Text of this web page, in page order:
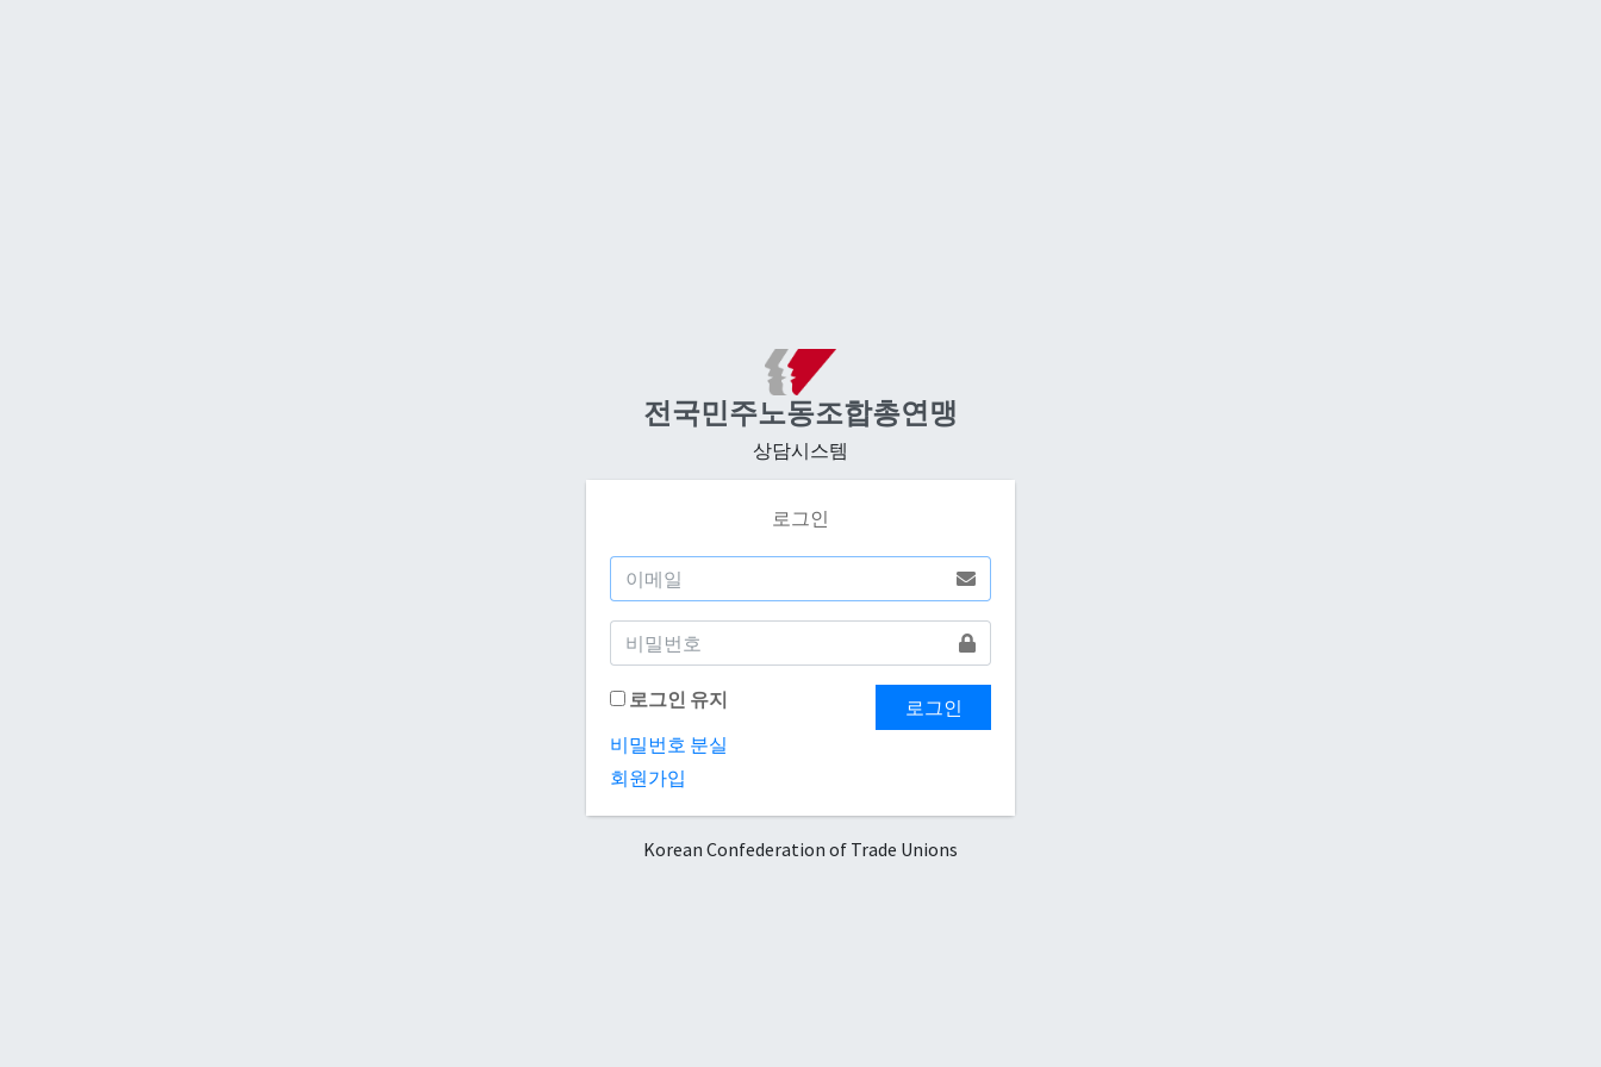
전국민주노동조합총연맹
상담시스템
로그인
로그인 유지
로그인
비밀번호 분실
회원가입
Korean Confederation of Trade Unions